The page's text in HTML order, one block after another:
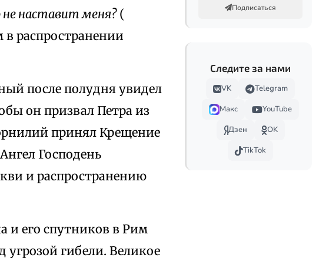
не наставит меня?(
распространении
после полудня увидел
он призвал Петра из
принял Крещение
Господень
и распространению
и его спутников в Рим
угрозой гибели. Великое
Подписаться
Следите за нами
VK
Telegram
Макс
YouTube
Дзен
OK
TikTok